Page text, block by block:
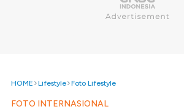
HOME Lifestyle Foto Lifestyle
FOTO INTERNASIONAL